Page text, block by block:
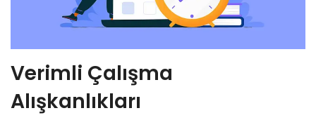
Verimli Çalışma
Alışkanlıkları